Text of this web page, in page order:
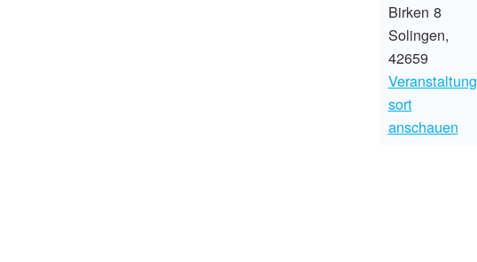
Birken 8
Solingen,
42659
Veranstaltung
sort
anschauen